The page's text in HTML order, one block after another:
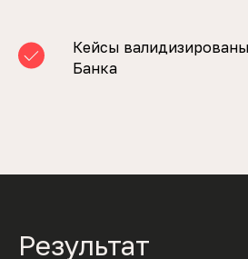
Кейсы
Банка
Результат